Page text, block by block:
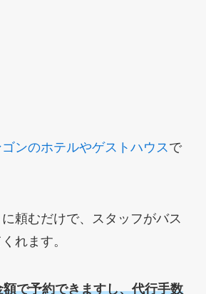
ンのホテルやゲストハウス で
頼むだけで、スタッフがバス
れます。
で予約できますし、代行手数